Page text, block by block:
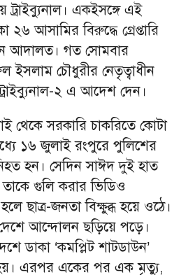
একইসঙ্গে এই
আসামির বিরুদ্ধে গ্রেপ্তারি
আদালত। গত সোমবার
ইসলাম চৌধুরীর নেতৃত্বাধীন
২ এ আদেশ দেন।
থেকে সরকারি চাকরিতে কোটা
১৬ জুলাই রংপুরে পুলিশের
হন। সেদিন সাঈদ দুই হাত
তাকে গুলি করার ভিডিও
ছাত্র-জনতা বিক্ষুব্ধ হয়ে ওঠে।
আন্দোলন ছড়িয়ে পড়ে।
ডাকা ‘কমপ্লিট শাটডাউন’
এরপর একের পর এক মৃত্যু,